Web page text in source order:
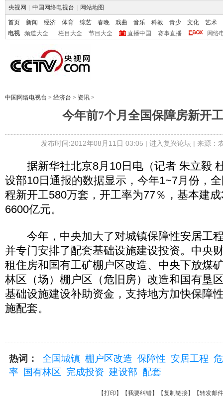
央视网 中国网络电视台 网站地图
首页 新闻 经济 体育 综艺 春晚 戏曲 音乐 科教 青少 文化
艺术
电视
频道大全 栏目大全 节目大全 直播中国 赛事直播 网络
中国网络电视台 > 经济台 > 资讯 >
今年前7个月全国保障房新开
发布时间:2012年08月11日 03:05 | 进入复兴论坛| 来源：
据新华社北京8月10日电（记者 朱立毅
设部10日通报的数据显示，今年1~7月份，
程新开工580万套，开工率为77％，基本建
6600亿元。
今年，中央加大了对城镇保障性安居工
并专门安排了配套基础设施建设投资。中央
租住房和国有工矿棚户区改造、中央下放煤
林区（场）棚户区（危旧房）改造和国有垦
基础设施建设补助资金，支持地方加快保障
施配套。
热词： 全国城镇 棚户区改造 保障性 安居工程
率
国有林区 完成投资 建设部 配套
【打印 】【我要纠错】【复制链接】【转发邮件